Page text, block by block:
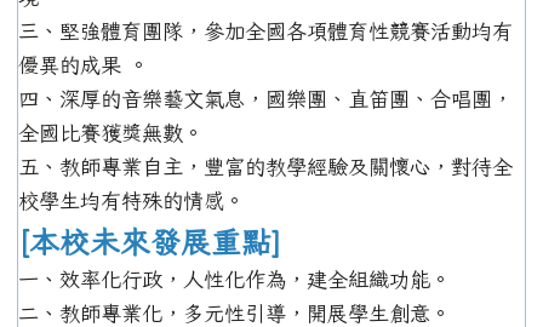
三、堅強體育團隊，參加全國各項體育性競賽活動均有
優異的成果 。
四、深厚的音樂藝文氣息，國樂團、直笛團、合唱團，
全國比賽獲獎無數。
五、教師專業自主，豐富的教學經驗及關懷心，對待全
校學生均有特殊的情感。
[本校未來發展重點]
一、效率化行政，人性化作為，建全組織功能。
二、教師專業化，多元性引導，開展學生創意。